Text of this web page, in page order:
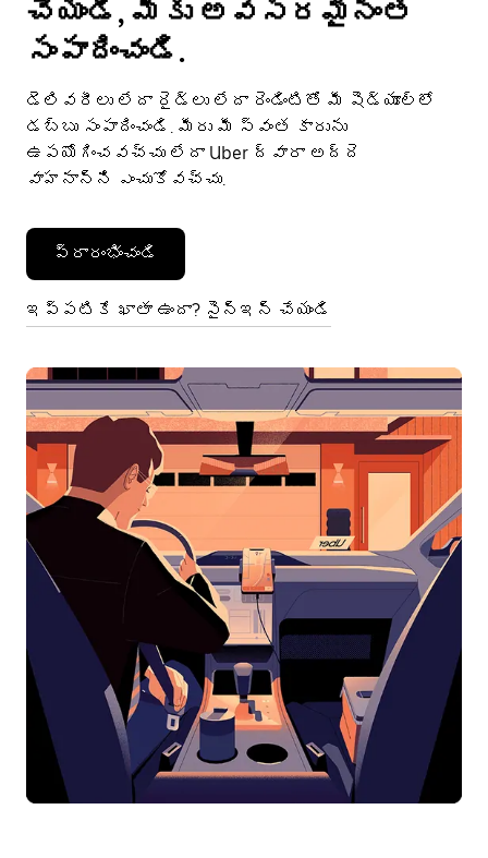
చేయండి, మీకు అవసరమైనంత
సంపాదించండి.
డెలివరీలు లేదా రైడ్‌లు లేదా రెండింటితో మీ షెడ్యూల్‌లో
డబ్బు సంపాదించండి. మీరు మీ స్వంత కారును
ఉపయోగించవచ్చు లేదా Uber ద్వారా అద్దె
వాహనాన్ని ఎంచుకోవచ్చు.
ప్రారంభించండి
ఇప్పటికే ఖాతా ఉందా? సైన్ఇన్ చేయండి